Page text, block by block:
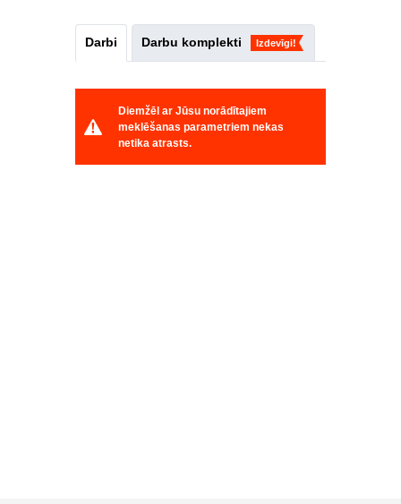
Darbi Darbu komplekti Izdevīgi!
Diemžēl ar Jūsu norādītajiem
meklēšanas parametriem nekas
netika atrasts.